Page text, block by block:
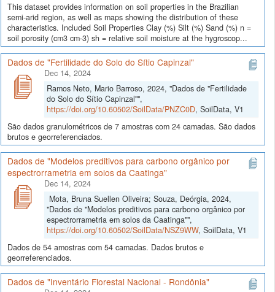
This dataset provides information on soil properties in the Brazilian
semi-arid region, as well as maps showing the distribution of these
characteristics. Included Soil Properties Clay (%) Silt (%) Sand (%) n =
soil porosity (cm3 cm-3) sh = relative soil moisture at the hygroscop...
Dados de "Fertilidade do Solo do Sítio Capinzal"
Dec 14, 2024
Ramos Neto, Mario Barroso, 2024, "Dados de "Fertilidade
do Solo do Sítio Capinzal"",
https://doi.org/10.60502/SoilData/PNZC0D, SoilData, V1
São dados granulométricos de 7 amostras com 24 camadas. São dados
brutos e georreferenciados.
Dados de "Modelos preditivos para carbono orgânico por
espectrorrametria em solos da Caatinga"
Dec 14, 2024
Mota, Bruna Suellen Oliveira; Souza, Deórgia, 2024,
"Dados de "Modelos preditivos para carbono orgânico por
espectrorrametria em solos da Caatinga"",
https://doi.org/10.60502/SoilData/NSZ9WW, SoilData, V1
Dados de 54 amostras com 54 camadas. Dados brutos e
georreferenciados.
Dados de "Inventário Florestal Nacional - Rondônia"